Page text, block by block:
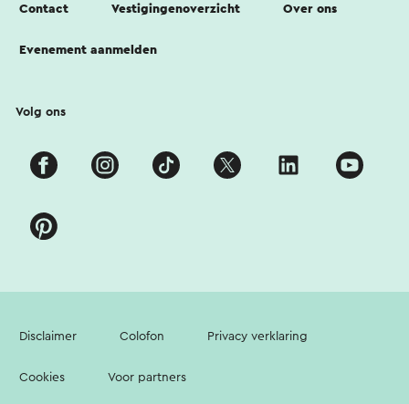
Contact Vestigingenoverzicht Over ons
Evenement aanmelden
Volg ons
Disclaimer Colofon Privacy verklaring
Cookies Voor partners